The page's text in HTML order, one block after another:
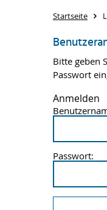
Startseite
Bitte geben
Passwort
Anmelden
Passwort: